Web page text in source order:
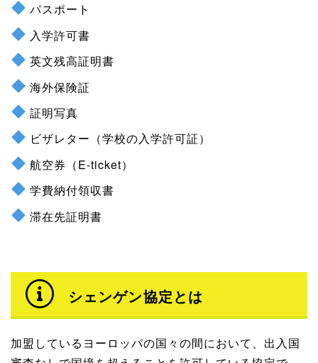
パスポート
入学許可書
英文残高証明書
海外保険証
証明写真
ビザレター（学校の入学許可証）
航空券（E-ticket）
学費納付領収書
滞在先証明書
シェンゲン協定とは
加盟しているヨーロッパの国々の間において、出入国